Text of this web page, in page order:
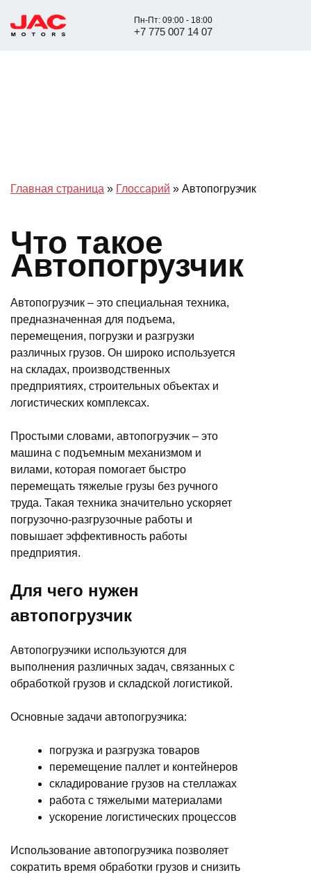
Пн-Пт: 09:00 - 18:00
+7 775 007 14 07
Главная страница » Глоссарий » Автопогрузчик
Что такое
Автопогрузчик
Автопогрузчик – это специальная техника,
предназначенная для подъема,
перемещения, погрузки и разгрузки
различных грузов. Он широко используется
на складах, производственных
предприятиях, строительных объектах и
логистических комплексах.
Простыми словами, автопогрузчик – это
машина с подъемным механизмом и
вилами, которая помогает быстро
перемещать тяжелые грузы без ручного
труда. Такая техника значительно ускоряет
погрузочно-разгрузочные работы и
повышает эффективность работы
предприятия.
Для чего нужен
автопогрузчик
Автопогрузчики используются для
выполнения различных задач, связанных с
обработкой грузов и складской логистикой.
Основные задачи автопогрузчика:
погрузка и разгрузка товаров
перемещение паллет и контейнеров
складирование грузов на стеллажах
работа с тяжелыми материалами
ускорение логистических процессов
Использование автопогрузчика позволяет
сократить время обработки грузов и снизить